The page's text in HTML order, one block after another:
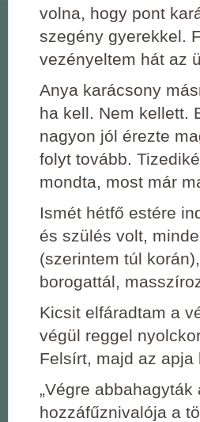
volna, hogy pont
szegény gyerekkel.
vezényeltem hát az
Anya karácsony
ha kell. Nem kellett.
nagyon jól érezte
folyt tovább.
mondta, most már
Ismét hétfő estére
és szülés volt,
(szerintem túl
borogattál,
Kicsit elfáradtam a
végül reggel
Felsírt, majd az
„Végre
hozzáfűznivalója a